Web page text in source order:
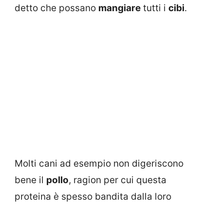
detto che possano mangiare tutti i cibi.
Molti cani ad esempio non digeriscono
bene il pollo, ragion per cui questa
proteina è spesso bandita dalla loro